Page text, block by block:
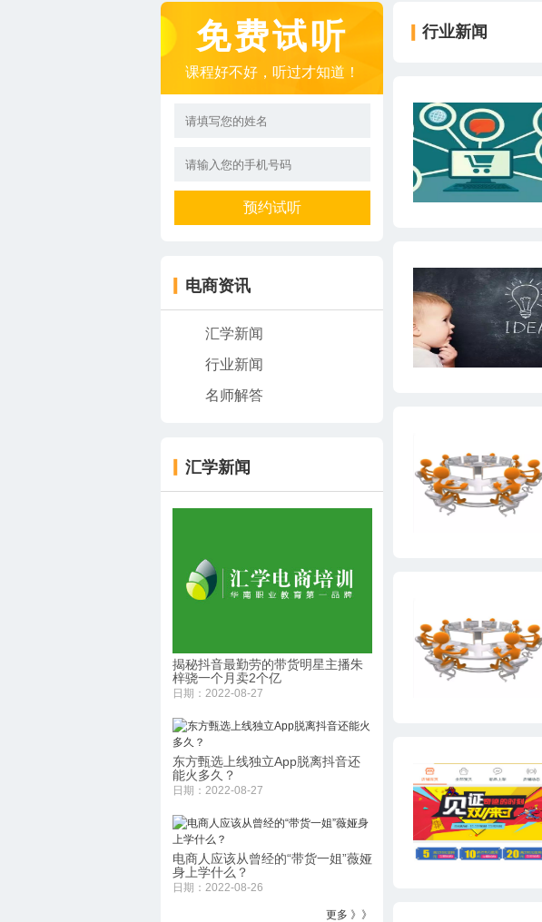
免费试听
课程好不好，听过才知道！
电商资讯
汇学新闻
行业新闻
名师解答
汇学新闻
揭秘抖音最勤劳的带货明星主播朱
梓骁一个月卖2个亿
日期：2022-08-27
东方甄选上线独立App脱离抖音还
能火多久？
日期：2022-08-27
电商人应该从曾经的“带货一姐”薇娅
身上学什么？
日期：2022-08-26
更多 》》
行业新闻